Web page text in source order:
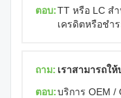
ตอบ:TT หรือ LC ส
เครดิตหรือชำ
ถาม: เราสามารถให้
ตอบ:บริการ OEM /